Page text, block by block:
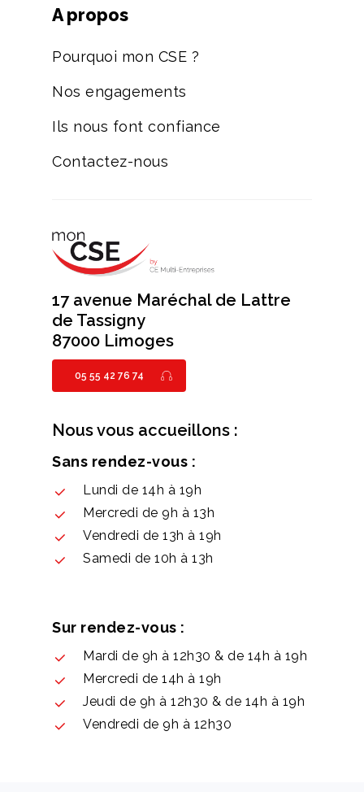
A propos
Pourquoi mon CSE ?
Nos engagements
Ils nous font confiance
Contactez-nous
17 avenue Maréchal de Lattre
de Tassigny
87000 Limoges
05 55 42 76 74
Nous vous accueillons :
Sans rendez-vous :
Lundi de 14h à 19h
Mercredi de 9h à 13h
Vendredi de 13h à 19h
Samedi de 10h à 13h
Sur rendez-vous :
Mardi de 9h à 12h30 & de 14h à 19h
Mercredi de 14h à 19h
Jeudi de 9h à 12h30 & de 14h à 19h
Vendredi de 9h à 12h30